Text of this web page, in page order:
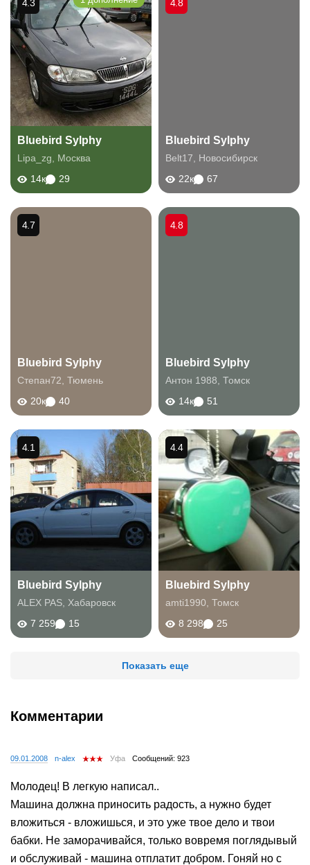
Bluebird Sylphy
Lipa_zg
Москва
14к
29
4.3
Bluebird Sylphy
Belt17
Новосибирск
22к
67
4.8
Bluebird Sylphy
Степан72 Тюмень
20к
40
4.7
Bluebird Sylphy
Антон 1988 Томск
14к
51
4.8
Bluebird Sylphy
ALEX PAS Хабаровск
7 259
15
4.1
Bluebird Sylphy
amti1990 Томск
8 298
25
4.4
Показать еще
Комментарии
09.01.2008 n-alex Уфа Сообщений: 923
Молодец! В легкую написал..
Машина должна приносить радость, а нужно будет
вложиться - вложишься, и это уже твое дело и твои
бабки. Не заморачивайся, только вовремя поглядывый
и обслуживай - машина отплатит добром. Гоняй но с